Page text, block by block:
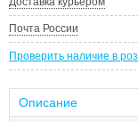
Почта России
Проверить наличие в
Описание